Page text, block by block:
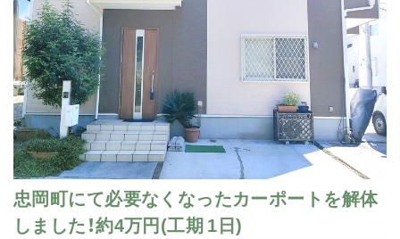
忠岡町にて必要なくなったカーポートを解体
しました！約4万円(工期 1日)